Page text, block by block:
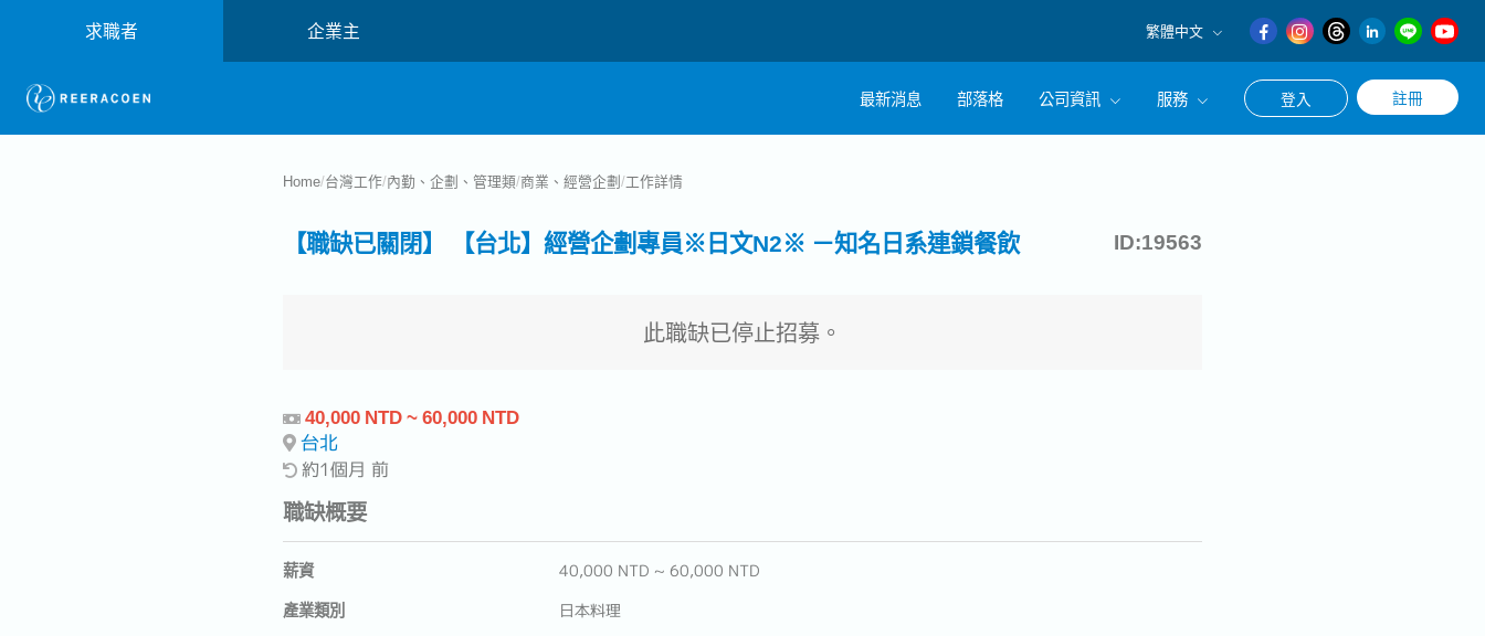
求職者 企業主 繁體中文
English
日本語
最新消息 部落格 公司資訊 服務 登入 註冊
Home/台灣工作/內勤、企劃、管理類/商業、經營企劃/工作詳情
【職缺已關閉】 【台北】經營企劃專員※日文N2※ －知名日系連鎖餐飲 ID:19563
此職缺已停止招募。
40,000 NTD ~ 60,000 NTD
台北
約1個月 前
職缺概要
薪資 40,000 NTD ~ 60,000 NTD
產業類別 日本料理